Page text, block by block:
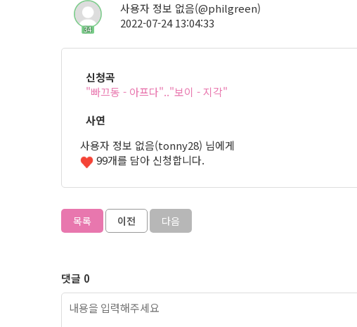
34
사용자 정보 없음(@philgreen)
2022-07-24 13:04:33
신청곡
"빠끄동 - 아프다".."보이 - 지각"
사연
사용자 정보 없음(tonny28) 님에게
99개를 담아 신청합니다.
목록 이전 다음
댓글 0